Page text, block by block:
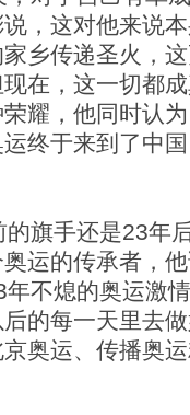
，这对他来说
乡传递圣火，
在，这一切都
耀，他同时认
终于来到了中
手还是23年后
运的传承者，
不熄的奥运激
的每一天里去
奥运、传播奥